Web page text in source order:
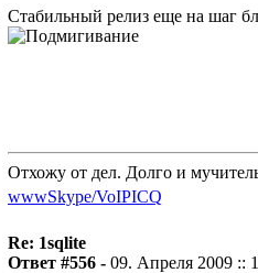
Стабильный релиз еще на шаг
Отхожу от дел. Долго и
wwwSkype/VoIPICQ
Re: 1sqlite
Ответ #556 - 09. Апреля 2009 ::